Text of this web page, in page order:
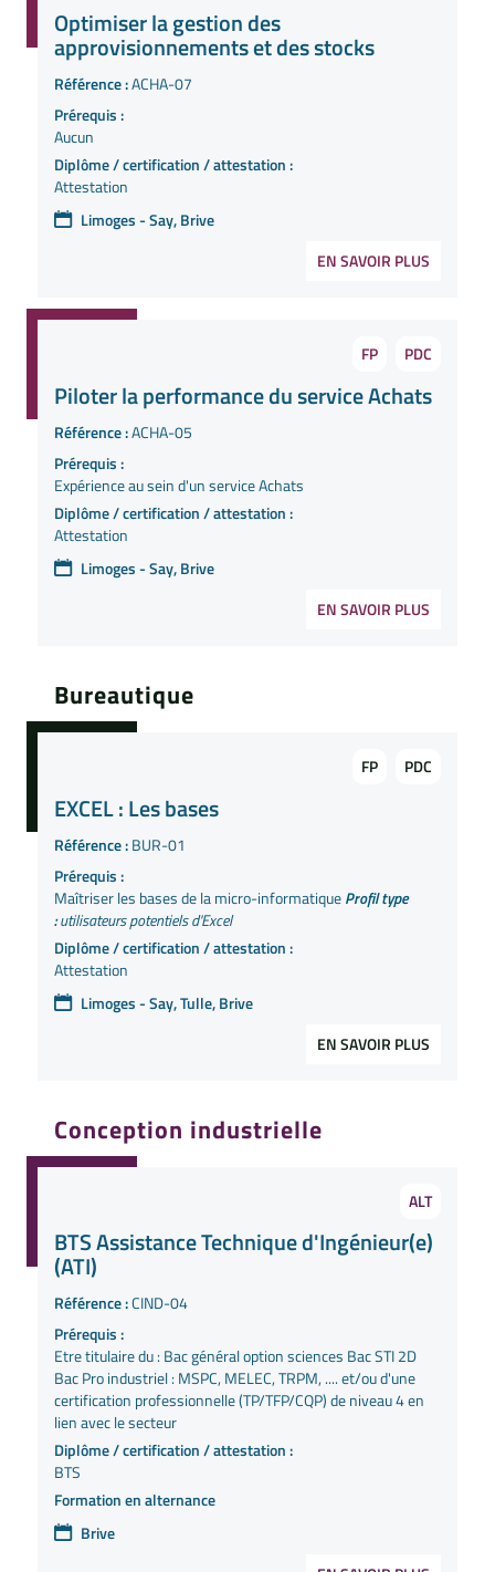
Optimiser la gestion des
approvisionnements et des stocks
Référence :ACHA-07
Prérequis :
Aucun
Diplôme / certification / attestation :
Attestation
Limoges - Say, Brive
EN SAVOIR PLUS
FP PDC
Piloter la performance du service Achats
Référence :ACHA-05
Prérequis :
Expérience au sein d'un service Achats
Diplôme / certification / attestation :
Attestation
Limoges - Say, Brive
EN SAVOIR PLUS
Bureautique
FP PDC
EXCEL : Les bases
Référence :BUR-01
Prérequis :
Maîtriser les bases de la micro-informatiqueProfil type
:utilisateurs potentiels d'Excel
Diplôme / certification / attestation :
Attestation
Limoges - Say, Tulle, Brive
EN SAVOIR PLUS
Conception industrielle
ALT
BTS Assistance Technique d'Ingénieur(e)
(ATI)
Référence :CIND-04
Prérequis :
Etre titulaire du : Bac général option sciences Bac STI 2D
Bac Pro industriel : MSPC, MELEC, TRPM, .... et/ou d'une
certification professionnelle (TP/TFP/CQP) de niveau 4 en
lien avec le secteur
Diplôme / certification / attestation :
BTS
Formation en alternance
Brive